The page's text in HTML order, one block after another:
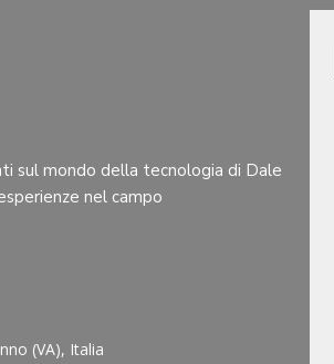
sul mondo della tecnologia di Dale
nel campo
(VA), Italia